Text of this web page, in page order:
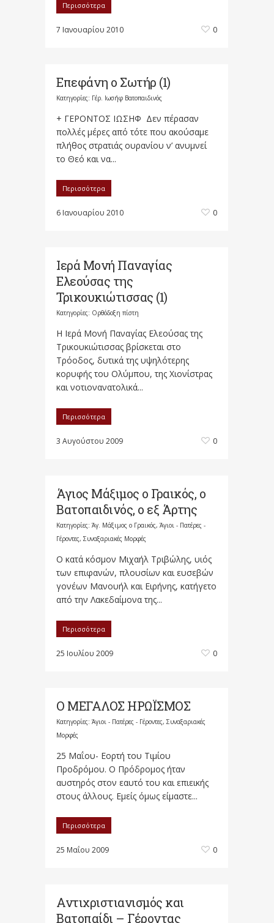
Περισσότερα
7 Ιανουαρίου 2010 0
Επεφάνη ο Σωτήρ (1)
Κατηγορίες: Γέρ. Ιωσήφ Βατοπαιδινός
+ ΓΕΡΟΝΤΟΣ ΙΩΣΗΦ Δεν πέρασαν
πολλές μέρες από τότε που ακούσαμε
πλήθος στρατιάς ουρανίου ν’ ανυμνεί
το Θεό και να...
Περισσότερα
6 Ιανουαρίου 2010 0
Ιερά Μονή Παναγίας
Ελεούσας της
Τρικουκιώτισσας (1)
Κατηγορίες: Ορθόδοξη πίστη
Η Ιερά Μονή Παναγίας Ελεούσας της
Τρικουκιώτισσας βρίσκεται στο
Τρόοδος, δυτικά της υψηλότερης
κορυφής του Ολύμπου, της Χιονίστρας
και νοτιονανατολικά...
Περισσότερα
3 Αυγούστου 2009 0
Άγιος Μάξιμος ο Γραικός, ο
Βατοπαιδινός, ο εξ Άρτης
Κατηγορίες: Άγ. Μάξιμος ο Γραικός, Άγιοι - Πατέρες -
Γέροντες, Συναξαριακές Μορφές
Ο κατά κόσμον Μιχαήλ Τριβώλης, υιός
των επιφανών, πλουσίων και ευσεβών
γονέων Μανουήλ και Ειρήνης, κατήγετο
από την Λακεδαίμονα της...
Περισσότερα
25 Ιουλίου 2009 0
Ο ΜΕΓΑΛΟΣ ΗΡΩΪΣΜΟΣ
Κατηγορίες: Άγιοι - Πατέρες - Γέροντες, Συναξαριακές
Μορφές
25 Μαΐου- Εορτή του Τιμίου
Προδρόμου. Ο Πρόδρομος ήταν
αυστηρός στον εαυτό του και επιεικής
στους άλλους. Εμείς όμως είμαστε...
Περισσότερα
25 Μαΐου 2009 0
Αντιχριστιανισμός και
Βατοπαίδι – Γέροντας